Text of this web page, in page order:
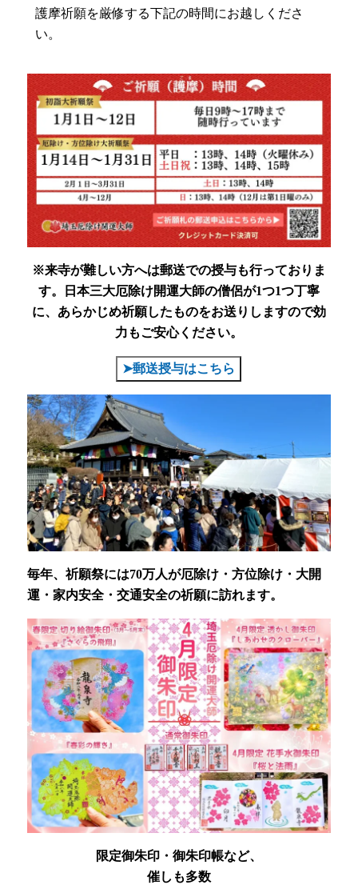
護摩祈願を厳修する下記の時間にお越しくださ
い。
※来寺が難しい方へは郵送での授与も行っておりま
す。
日本三大厄除け開運大師の僧侶が1つ1つ丁寧
に、あらかじめ祈願したものをお送りしますので効
力もご安心ください。
➤郵送授与はこちら
毎年、祈願祭には70万人が厄除け・方位除け・大開
運・家内安全・交通安全の祈願に訪れます。
限定御朱印・御朱印帳など、
催しも多数